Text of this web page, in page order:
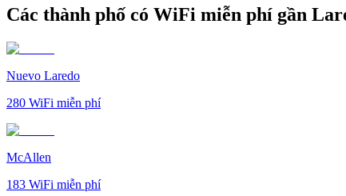
Các thành phố có WiFi miễn phí gần
Nuevo Laredo
280 WiFi miễn phí
McAllen
183 WiFi miễn phí